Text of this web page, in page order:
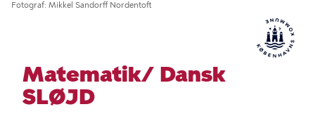
Fotograf Mikkel Sandorff Nordentoft
Matematik/ Dansk
SLØJD